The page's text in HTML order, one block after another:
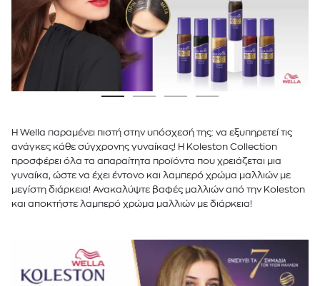
Η Wella παραμένει πιστή στην υπόσχεσή της: να εξυπηρετεί τις
ανάγκες κάθε σύγχρονης γυναίκας! H Koleston Collection
προσφέρει όλα τα απαραίτητα προϊόντα που χρειάζεται μια
γυναίκα, ώστε να έχει έντονο και λαμπερό χρώμα μαλλιών με
μεγίστη διάρκεια! Ανακαλύψτε βαφές μαλλιών από την Koleston
και αποκτήστε λαμπερό χρώμα μαλλιών με διάρκεια!